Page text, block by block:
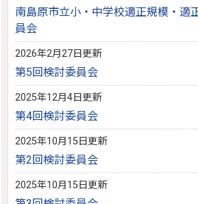
南島原市立小・中学校適正規模・適
員会
2026年2月27日更新
第5回検討委員会
2025年12月4日更新
第4回検討委員会
2025年10月15日更新
第2回検討委員会
2025年10月15日更新